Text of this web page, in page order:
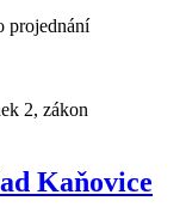
projednání
2, zákon
Kaňovice